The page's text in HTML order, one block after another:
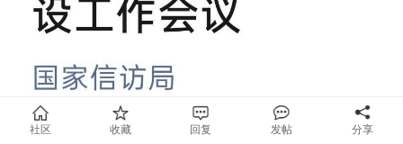
社区 收藏 回复 发帖 分享